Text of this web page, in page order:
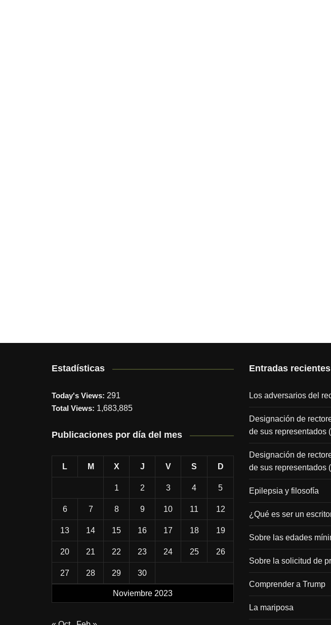
Estadísticas
Today's Views: 291
Total Views: 1,683,885
Publicaciones por día del mes
Noviembre 2023
L M X J V S D
1 2 3 4 5
6 7 8 9 10 11 12
13 14 15 16 17 18 19
20 21 22 23 24 25 26
27 28 29 30
Entradas recientes
Los adversarios del
Designación de
de sus representados
Designación de
de sus representados
Epilepsia y filosofía
¿Qué es ser un
Sobre las edades
Sobre la solicitud de
Comprender a Trump
La mariposa